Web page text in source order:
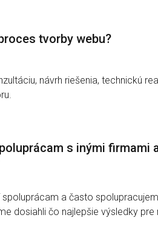
tvorby webu?
návrh riešenia, technickú
s inými firmami
a často
dosiahli čo najlepšie výsledky pre